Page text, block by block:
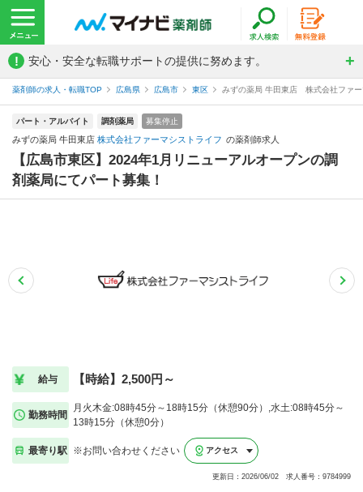
! 安心・安全な転職サポートの提供に努めます。
薬剤師の求人・転職TOP 広島県 広島市 東区 みずの薬局 牛田東店 株式会社ファ
パート・アルバイト 調剤薬局 募集停止
みずの薬局 牛田東店 株式会社ファーマシストライフ の薬剤師求人
【広島市東区】2024年1月リニューアルオープンの調
剤薬局にてパート募集！
給与 【時給】2,500円～
勤務時間
月火木金:08時45分～18時15分（休憩90分）,水土:08時45分～
13時15分（休憩0分）
最寄り駅 ※お問い合わせください アクセス
更新日：2026/06/02 求人番号：9784999